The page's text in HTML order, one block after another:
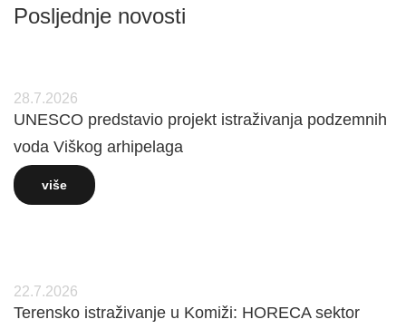
Posljednje novosti
28.7.2026
UNESCO predstavio projekt istraživanja podzemnih
voda Viškog arhipelaga
više
22.7.2026
Terensko istraživanje u Komiži: HORECA sektor